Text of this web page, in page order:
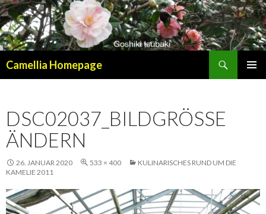
Camellia Homepage
DSC02037_BILDGRÖSSE Ä
NDERN
26. JANUAR 2020 533 × 400
KULINARISCHES RUND UM DIE
KAMELIE 2011